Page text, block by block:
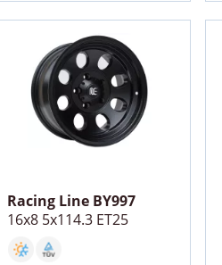
Racing Line BY997
16x8 5x114.3 ET25